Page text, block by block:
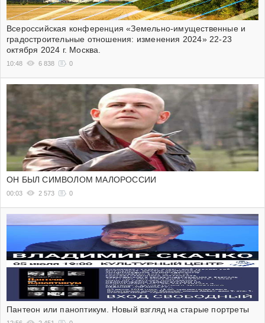
Всероссийская конференция «Земельно-имущественные и
градостроительные отношения: изменения 2024» 22-23
октября 2024 г. Москва.
10:48 6 838 0
ОН БЫЛ СИМВОЛОМ МАЛОРОССИИ
00:03 2 573 0
Пантеон или паноптикум. Новый взгляд на старые портреты